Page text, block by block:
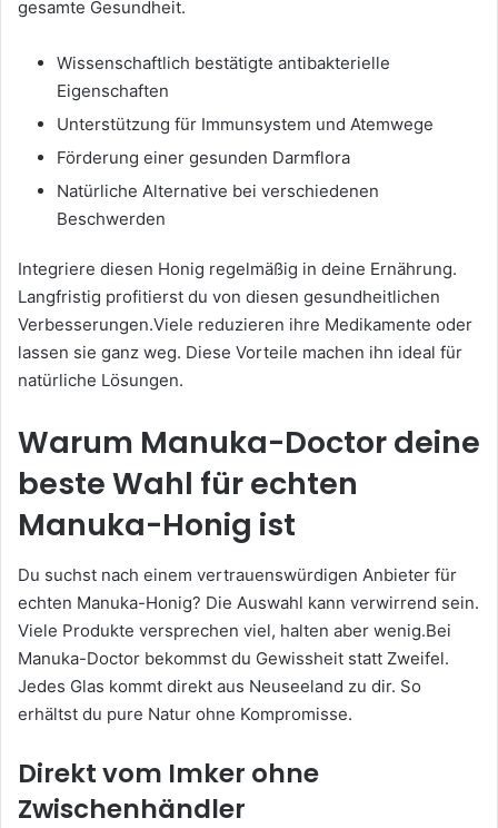
gesamte Gesundheit.
Wissenschaftlich bestätigte antibakterielle
Eigenschaften
Unterstützung für Immunsystem und Atemwege
Förderung einer gesunden Darmflora
Natürliche Alternative bei verschiedenen
Beschwerden
Integriere diesen Honig regelmäßig in deine Ernährung.
Langfristig profitierst du von diesen gesundheitlichen
Verbesserungen.Viele reduzieren ihre Medikamente oder
lassen sie ganz weg. Diese Vorteile machen ihn ideal für
natürliche Lösungen.
Warum Manuka-Doctor deine
beste Wahl für echten
Manuka-Honig ist
Du suchst nach einem vertrauenswürdigen Anbieter für
echten Manuka-Honig? Die Auswahl kann verwirrend sein.
Viele Produkte versprechen viel, halten aber wenig.Bei
Manuka-Doctor bekommst du Gewissheit statt Zweifel.
Jedes Glas kommt direkt aus Neuseeland zu dir. So
erhältst du pure Natur ohne Kompromisse.
Direkt vom Imker ohne
Zwischenhändler